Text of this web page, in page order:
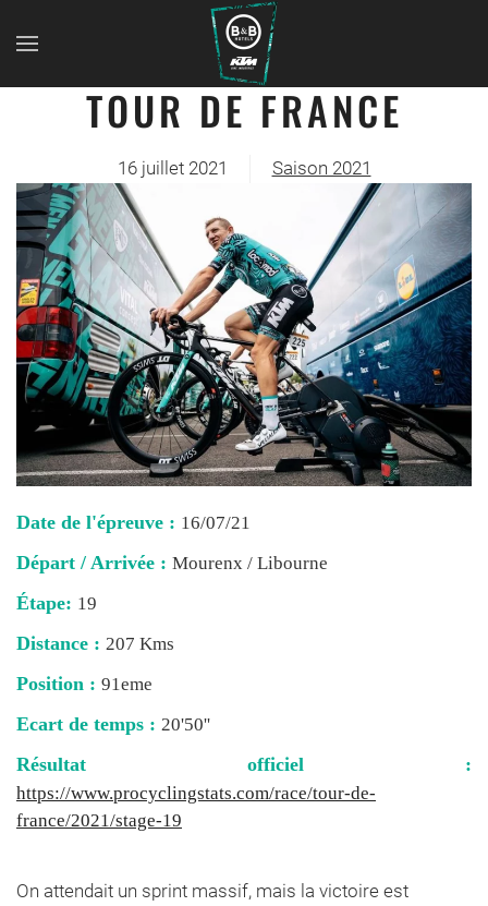
TOUR DE FRANCE
16 juillet 2021 Saison 2021
Date de l'épreuve : 16/07/21
Départ / Arrivée : Mourenx / Libourne
Étape: 19
Distance : 207 Kms
Position : 91eme
Ecart de temps : 20'50''
Résultat officiel :
https://www.procyclingstats.com/race/tour-de-
france/2021/stage-19
On attendait un sprint massif, mais la victoire est